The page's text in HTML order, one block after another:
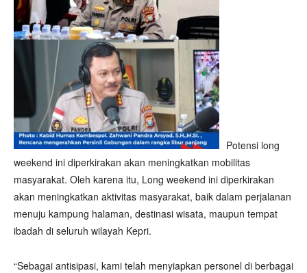
Potensi long
weekend ini diperkirakan akan meningkatkan mobilitas
masyarakat. Oleh karena itu, Long weekend ini diperkirakan
akan meningkatkan aktivitas masyarakat, baik dalam perjalanan
menuju kampung halaman, destinasi wisata, maupun tempat
ibadah di seluruh wilayah Kepri.
“Sebagai antisipasi, kami telah menyiapkan personel di berbagai